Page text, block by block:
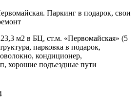
Паркинг в подарок, свои
м2 в БЦ, ст.м. «Первомайская» (5
парковка в подарок,
кондиционер,
хорошие подъездные пути